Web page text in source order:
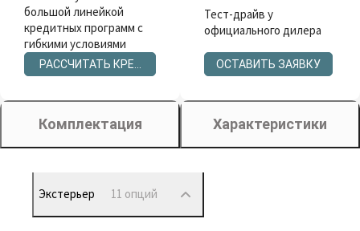
большой линейкой
кредитных программ с
гибкими условиями
РАССЧИТАТЬ КРЕДИТ
Тест-драйв у
официального дилера
ОСТАВИТЬ ЗАЯВКУ
Комплектация Характеристики
Экстерьер 11 опций